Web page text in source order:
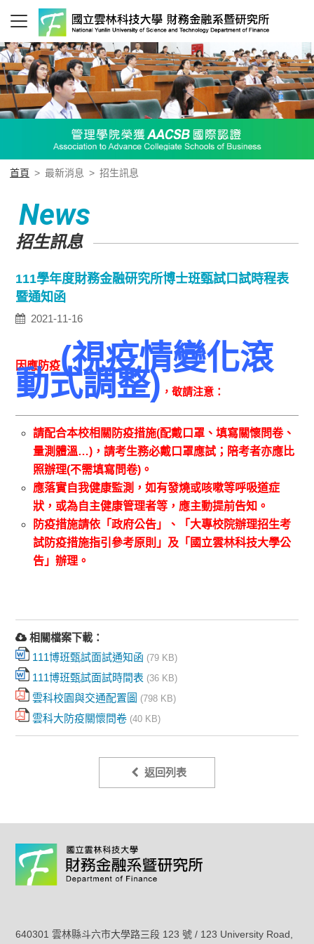
首頁 > 最新消息 > 招生訊息
News
招生訊息
111學年度財務金融研究所博士班甄試口試時程表
暨通知函
2021-11-16
因應防疫(視疫情變化滾
動式調整) ，敬請注意：
請配合本校相關防疫措施(配戴口罩、填寫關懷問卷、
量測體溫…)，請考生務必戴口罩應試；陪考者亦應比
照辦理(不需填寫問卷)。
應落實自我健康監測，如有發燒或咳嗽等呼吸道症
狀，或為自主健康管理者等，應主動提前告知。
防疫措施請依「政府公告」、
「大專校院辦理招生考
試防疫措施指引參考原則」及「國立雲林科技大學公
告」辦理。
相關檔案下載：
111博班甄試面試通知函 (79 KB)
111博班甄試面試時間表 (36 KB)
雲科校園與交通配置圖 (798 KB)
雲科大防疫關懷問卷 (40 KB)
返回列表
640301 雲林縣斗六市大學路三段 123 號 / 123 University Road,